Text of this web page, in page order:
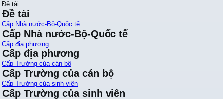
Đề tài
Đề tài
Cấp Nhà nước-Bộ-Quốc tế
Cấp Nhà nước-Bộ-Quốc tế
Cấp địa phương
Cấp địa phương
Cấp Trường của cán bộ
Cấp Trường của cán bộ
Cấp Trường của sinh viên
Cấp Trường của sinh viên